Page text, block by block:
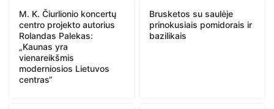
M. K. Čiurlionio koncertų
centro projekto autorius
Rolandas Palekas:
„Kaunas yra
vienareikšmis
moderniosios Lietuvos
centras“
Brusketos su saulėje
prinokusiais pomidorais ir
bazilikais